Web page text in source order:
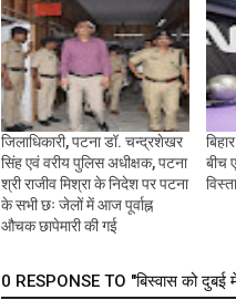
जिलाधिकारी, पटना डॉ. चन्द्रशेखर
सिंह एवं वरीय पुलिस अधीक्षक, पटना
श्री राजीव मिश्रा के निदेश पर पटना
के सभी छः जेलों में आज पूर्वाह्न
औचक छापेमारी की गई
बीच
0 RESPONSE TO "बिस्वास को दुबई